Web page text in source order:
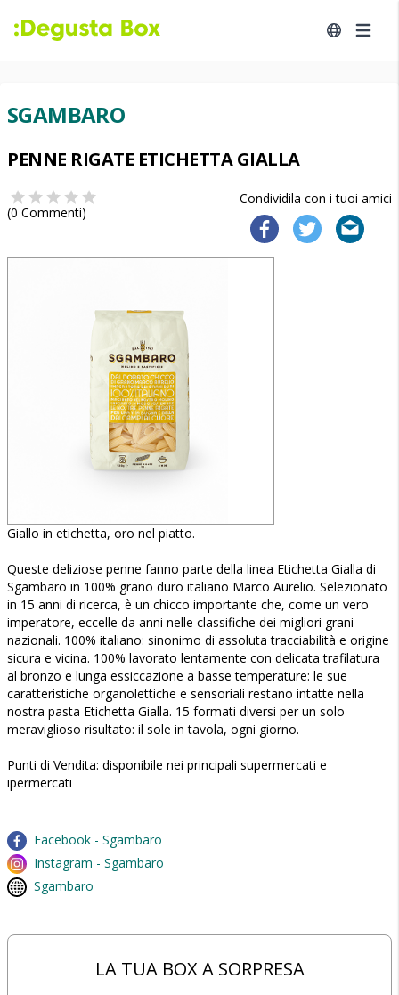
SGAMBARO
PENNE RIGATE ETICHETTA GIALLA
Condividila con i tuoi amici
(0 Commenti)
Giallo in etichetta, oro nel piatto.
Queste deliziose penne fanno parte della linea Etichetta Gialla di
Sgambaro in 100% grano duro italiano Marco Aurelio. Selezionato
in 15 anni di ricerca, è un chicco importante che, come un vero
imperatore, eccelle da anni nelle classifiche dei migliori grani
nazionali. 100% italiano: sinonimo di assoluta tracciabilità e origine
sicura e vicina. 100% lavorato lentamente con delicata trafilatura
al bronzo e lunga essiccazione a basse temperature: le sue
caratteristiche organolettiche e sensoriali restano intatte nella
nostra pasta Etichetta Gialla. 15 formati diversi per un solo
meraviglioso risultato: il sole in tavola, ogni giorno.
Punti di Vendita: disponibile nei principali supermercati e
ipermercati
Facebook - Sgambaro
Instagram - Sgambaro
Sgambaro
LA TUA BOX A SORPRESA